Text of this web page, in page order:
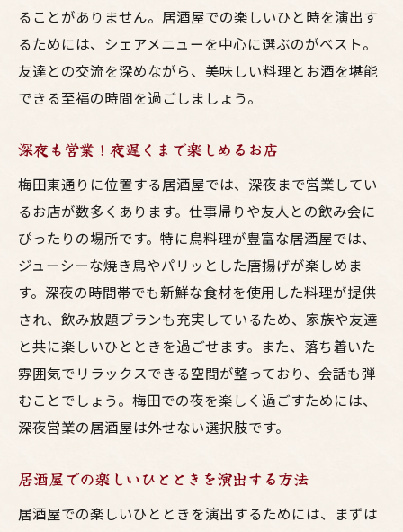
ることがありません。居酒屋での楽しいひと時を演出す
るためには、シェアメニューを中心に選ぶのがベスト。
友達との交流を深めながら、美味しい料理とお酒を堪能
できる至福の時間を過ごしましょう。
深夜も営業！夜遅くまで楽しめるお店
梅田東通りに位置する居酒屋では、深夜まで営業してい
るお店が数多くあります。仕事帰りや友人との飲み会に
ぴったりの場所です。特に鳥料理が豊富な居酒屋では、
ジューシーな焼き鳥やパリッとした唐揚げが楽しめま
す。深夜の時間帯でも新鮮な食材を使用した料理が提供
され、飲み放題プランも充実しているため、家族や友達
と共に楽しいひとときを過ごせます。また、落ち着いた
雰囲気でリラックスできる空間が整っており、会話も弾
むことでしょう。梅田での夜を楽しく過ごすためには、
深夜営業の居酒屋は外せない選択肢です。
居酒屋での楽しいひとときを演出する方法
居酒屋での楽しいひとときを演出するためには、まずは